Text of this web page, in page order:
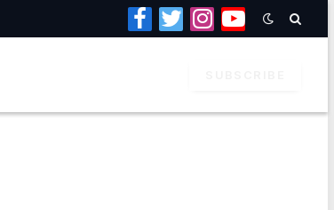
Facebook
TwitterInstagramYouTube